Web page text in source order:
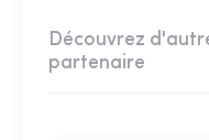
Découvrez
partenaire